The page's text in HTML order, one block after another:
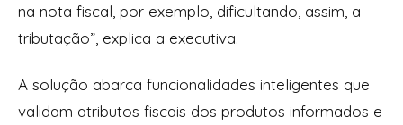
na nota fiscal, por exemplo, dificultando, assim, a
tributação”, explica a executiva.
A solução abarca funcionalidades inteligentes que
validam atributos fiscais dos produtos informados e